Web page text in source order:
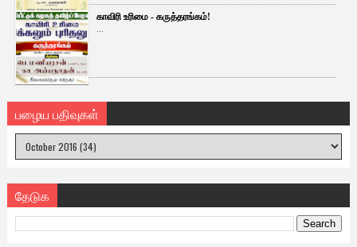
காவிரி உரிமை - கருத்தரங்கம்!
...
பழைய பதிவுகள்
தேடுக